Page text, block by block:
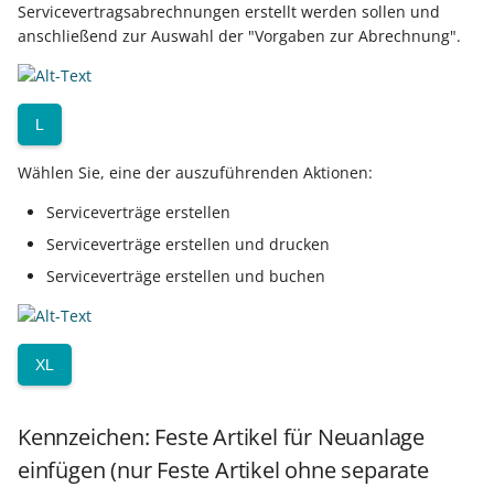
Servicevertragsabrechnungen erstellt werden sollen und
anschließend zur Auswahl der "Vorgaben zur Abrechnung".
L
Wählen Sie, eine der auszuführenden Aktionen:
Serviceverträge erstellen
Serviceverträge erstellen und drucken
Serviceverträge erstellen und buchen
XL
Kennzeichen: Feste Artikel für Neuanlage
einfügen (nur Feste Artikel ohne separate